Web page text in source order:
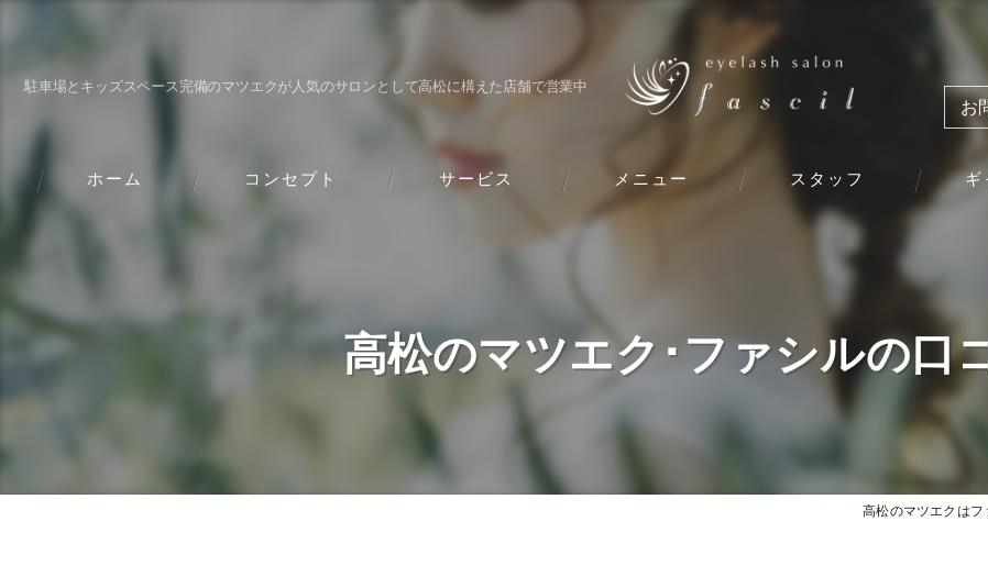
駐車場とキッズスペース完備のマツエクが人気のサロンとして高松に構えた店舗で営業中
お
ホーム コンセプト サービス メニュー スタッフ ギ
高松のマツエク･ファシルの口
高松のマツエクはフ